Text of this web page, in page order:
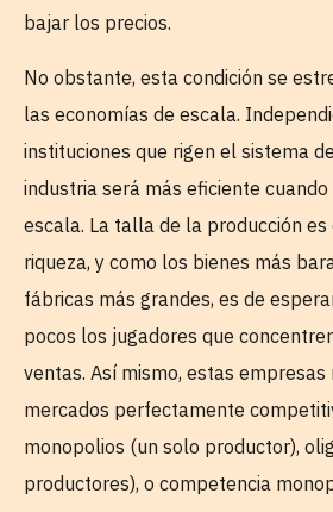
bajar los precios.
No obstante, esta condición se
las economías de escala.
instituciones que rigen el sistema
industria será más eficiente
escala. La talla de la producción
riqueza, y como los bienes más
fábricas más grandes, es de
pocos los jugadores que
ventas. Así mismo, estas empresas
mercados perfectamente
monopolios (un solo productor),
productores), o competencia